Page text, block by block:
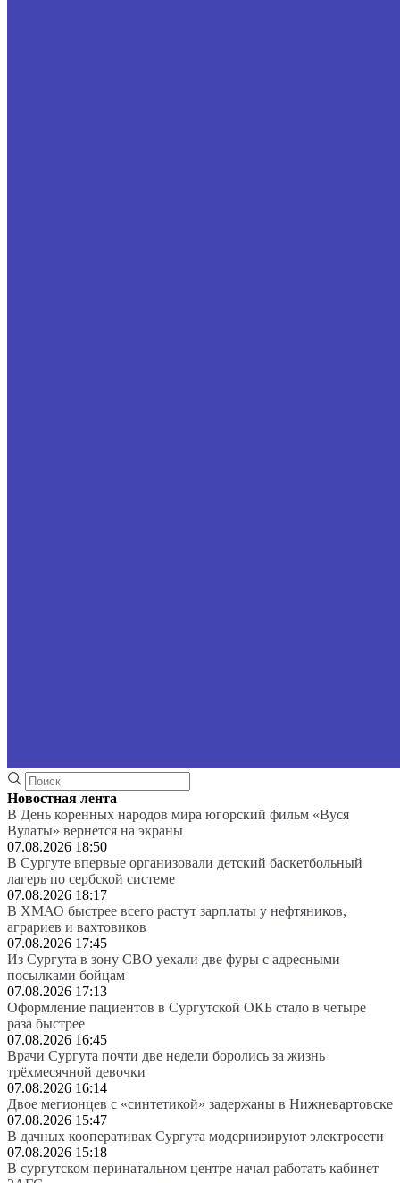
Новостная лента
В День коренных народов мира югорский фильм «Вуся
Вулаты» вернется на экраны
07.08.2026 18:50
В Сургуте впервые организовали детский баскетбольный
лагерь по сербской системе
07.08.2026 18:17
В ХМАО быстрее всего растут зарплаты у нефтяников,
аграриев и вахтовиков
07.08.2026 17:45
Из Сургута в зону СВО уехали две фуры с адресными
посылками бойцам
07.08.2026 17:13
Оформление пациентов в Сургутской ОКБ стало в четыре
раза быстрее
07.08.2026 16:45
Врачи Сургута почти две недели боролись за жизнь
трёхмесячной девочки
07.08.2026 16:14
Двое мегионцев с «синтетикой» задержаны в Нижневартовске
07.08.2026 15:47
В дачных кооперативах Сургута модернизируют электросети
07.08.2026 15:18
В сургутском перинатальном центре начал работать кабинет